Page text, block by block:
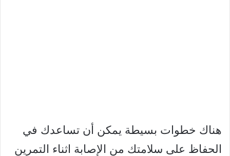
هناك خطوات بسيطة يمكن أن تساعدك في
الحفاظ على سلامتك من الإصابة اثناء التمرين